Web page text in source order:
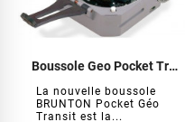
Boussole Geo Pocket Transit 5010
La nouvelle boussole
BRUNTON Pocket Géo
Transit est la...